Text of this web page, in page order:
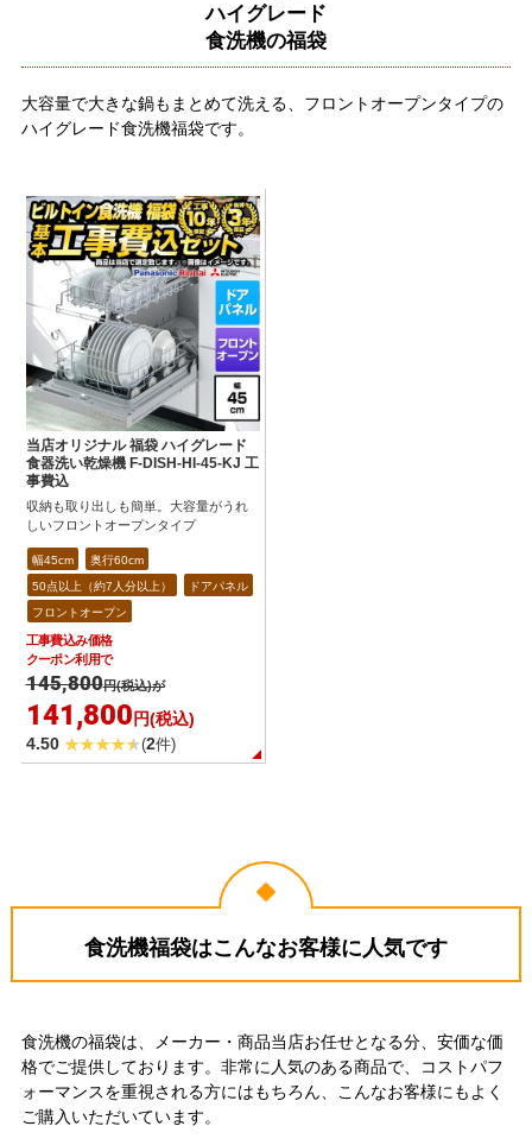
ハイグレード
食洗機の福袋
大容量で大きな鍋もまとめて洗える、フロントオープンタイプの
ハイグレード食洗機福袋です。
当店オリジナル 福袋 ハイグレード
食器洗い乾燥機 F-DISH-HI-45-KJ 工
事費込
収納も取り出しも簡単。大容量がうれ
しいフロントオープンタイプ
幅45cm
奥行60cm
50点以上（約7人分以上）
ドアパネル
フロントオープン
工事費込み価格
クーポン利用で
145,800円(税込)が
141,800 円(税込)
4.50
(2件)
食洗機福袋はこんなお客様に人気です
食洗機の福袋は、メーカー・商品当店お任せとなる分、安価な価
格でご提供しております。非常に人気のある商品で、コストパフ
ォーマンスを重視される方にはもちろん、こんなお客様にもよく
ご購入いただいています。